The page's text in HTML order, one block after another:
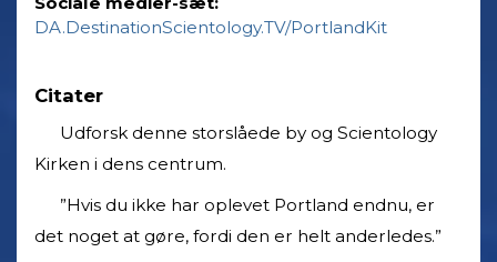
DA.DestinationScientology.TV/PortlandKit
Citater
Udforsk denne storslåede by og Scientology
Kirken i dens centrum.
”Hvis du ikke har oplevet Portland endnu, er
det noget at gøre, fordi den er helt anderledes.”